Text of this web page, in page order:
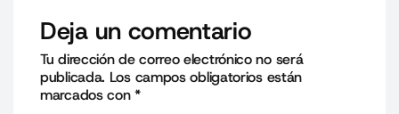
Deja un comentario
Tu dirección de correo electrónico no será
publicada. Los campos obligatorios están
marcados con*